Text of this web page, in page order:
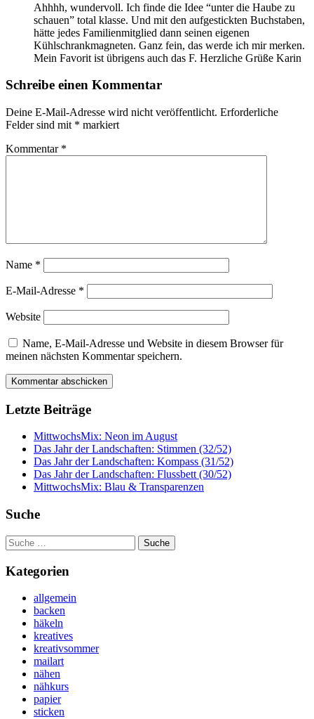
Ahhhh, wundervoll. Ich finde die Idee “unter die Haube zu
schauen” total klasse. Und mit den aufgestickten Buchstaben,
hätte jedes Familienmitglied dann seinen eigenen
Kühlschrankmagneten. Ganz fein, das werde ich mir merken.
Mein Favorit ist übrigens auch das F. Herzliche Grüße Karin
Schreibe einen Kommentar
Deine E-Mail-Adresse wird nicht veröffentlicht. Erforderliche
Felder sind mit * markiert
Kommentar *
Name *
E-Mail-Adresse *
Website
Name, E-Mail-Adresse und Website in diesem Browser für
meinen nächsten Kommentar speichern.
Letzte Beiträge
MittwochsMix: Neon im August
Das Jahr der Landschaften: Stimmen (32/52)
Das Jahr der Landschaften: Kompass (31/52)
Das Jahr der Landschaften: Flussbett (30/52)
MittwochsMix: Blau & Transparenzen
Suche
Suche
nach:
Kategorien
allgemein
backen
häkeln
kreatives
kreativsommer
mailart
nähen
nähkurs
papier
sticken